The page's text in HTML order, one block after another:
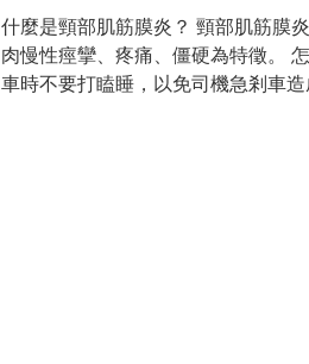
什麼是頸部肌筋膜炎？ 頸部肌筋膜炎是頸肌筋膜的一種無菌性炎症，以項部肌
肉慢性痙攣、疼痛、僵硬為特徵。 怎麼樣預防？ 避免頸椎創傷、過度活動，坐
車時不要打瞌睡，以免司機急剎車